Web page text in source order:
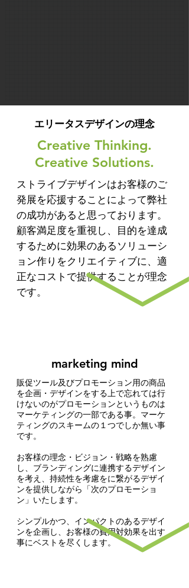
エリータスデザインの理念
Creative Thinking.
Creative Solutions.
ストライブデザインはお客様のご
発展を応援することによって弊社
の成功があると思っております。
顧客満足度を重視し、目的を達成
するために効果のあるソリューシ
ョン作りをクリエイティブに、適
正なコストで提供することが理念
です。
marketing mind
販促ツール及びプロモーション用の商品
を企画・デザインをする上で忘れては行
けないのがプロモーションというものは
マーケティングの一部である事。マーケ
ティングのスキームの１つでしか無い事
です。
お客様の理念・ビジョン・戦略を熟慮
し、ブランディングに連携するデザイン
を考え、持続性を考慮をに繋がるデザイ
ンを提供しながら「次のプロモーショ
ン」 いたします。
シンプルかつ、インパクトのあるデザイ
ンを企画し、お客様の費用対効果を出す
事にベストを尽くします。